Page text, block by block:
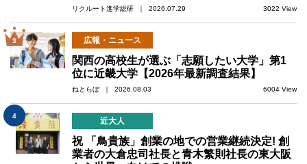
リクルート進学総研 ｜ 2026.07.29 3022 View
3 広報・ニュース
関西の高校生が選ぶ「志願したい大学」第1
位に近畿大学【2026年最新調査結果】
ねとらぼ ｜ 2026.08.03 6004 View
4
近大人
祝 「鳥貴族」創業の地での営業継続決定! 創
業者の大倉忠司社長と青木繁則社長の東大阪